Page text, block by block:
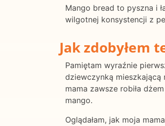
Mango bread to pyszna i
wilgotnej konsystencji z
Jak zdobyłem
Pamiętam wyraźnie
dziewczynką
mama zawsze robiła
mango.
Oglądałam, jak moja